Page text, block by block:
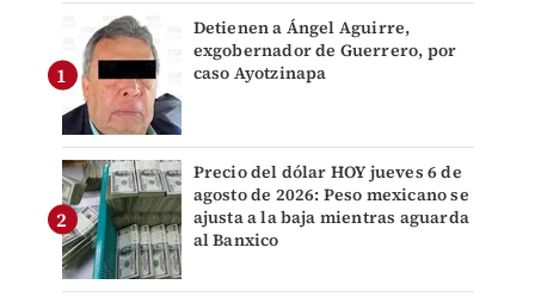
Detienen a Ángel Aguirre,
exgobernador de Guerrero, por
caso Ayotzinapa
Precio del dólar HOY jueves 6 de
agosto de 2026: Peso mexicano se
ajusta a la baja mientras aguarda
al Banxico